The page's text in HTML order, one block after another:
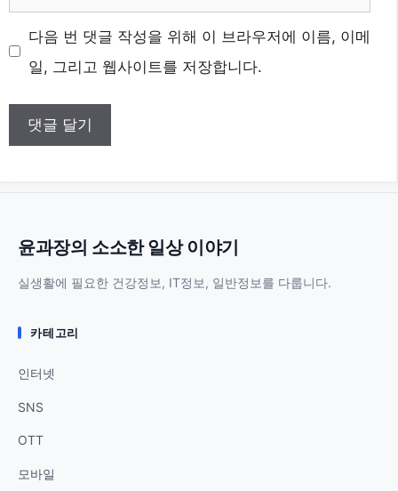
메
일 다음 번 댓글 작성을 위해 이 브라우저에 이름, 이메
일, 그리고 웹사이트를 저장합니다.
윤과장의 소소한 일상 이야기
실생활에 필요한 건강정보, IT정보, 일반정보를 다룹니다.
카테고리
인터넷
SNS
OTT
모바일